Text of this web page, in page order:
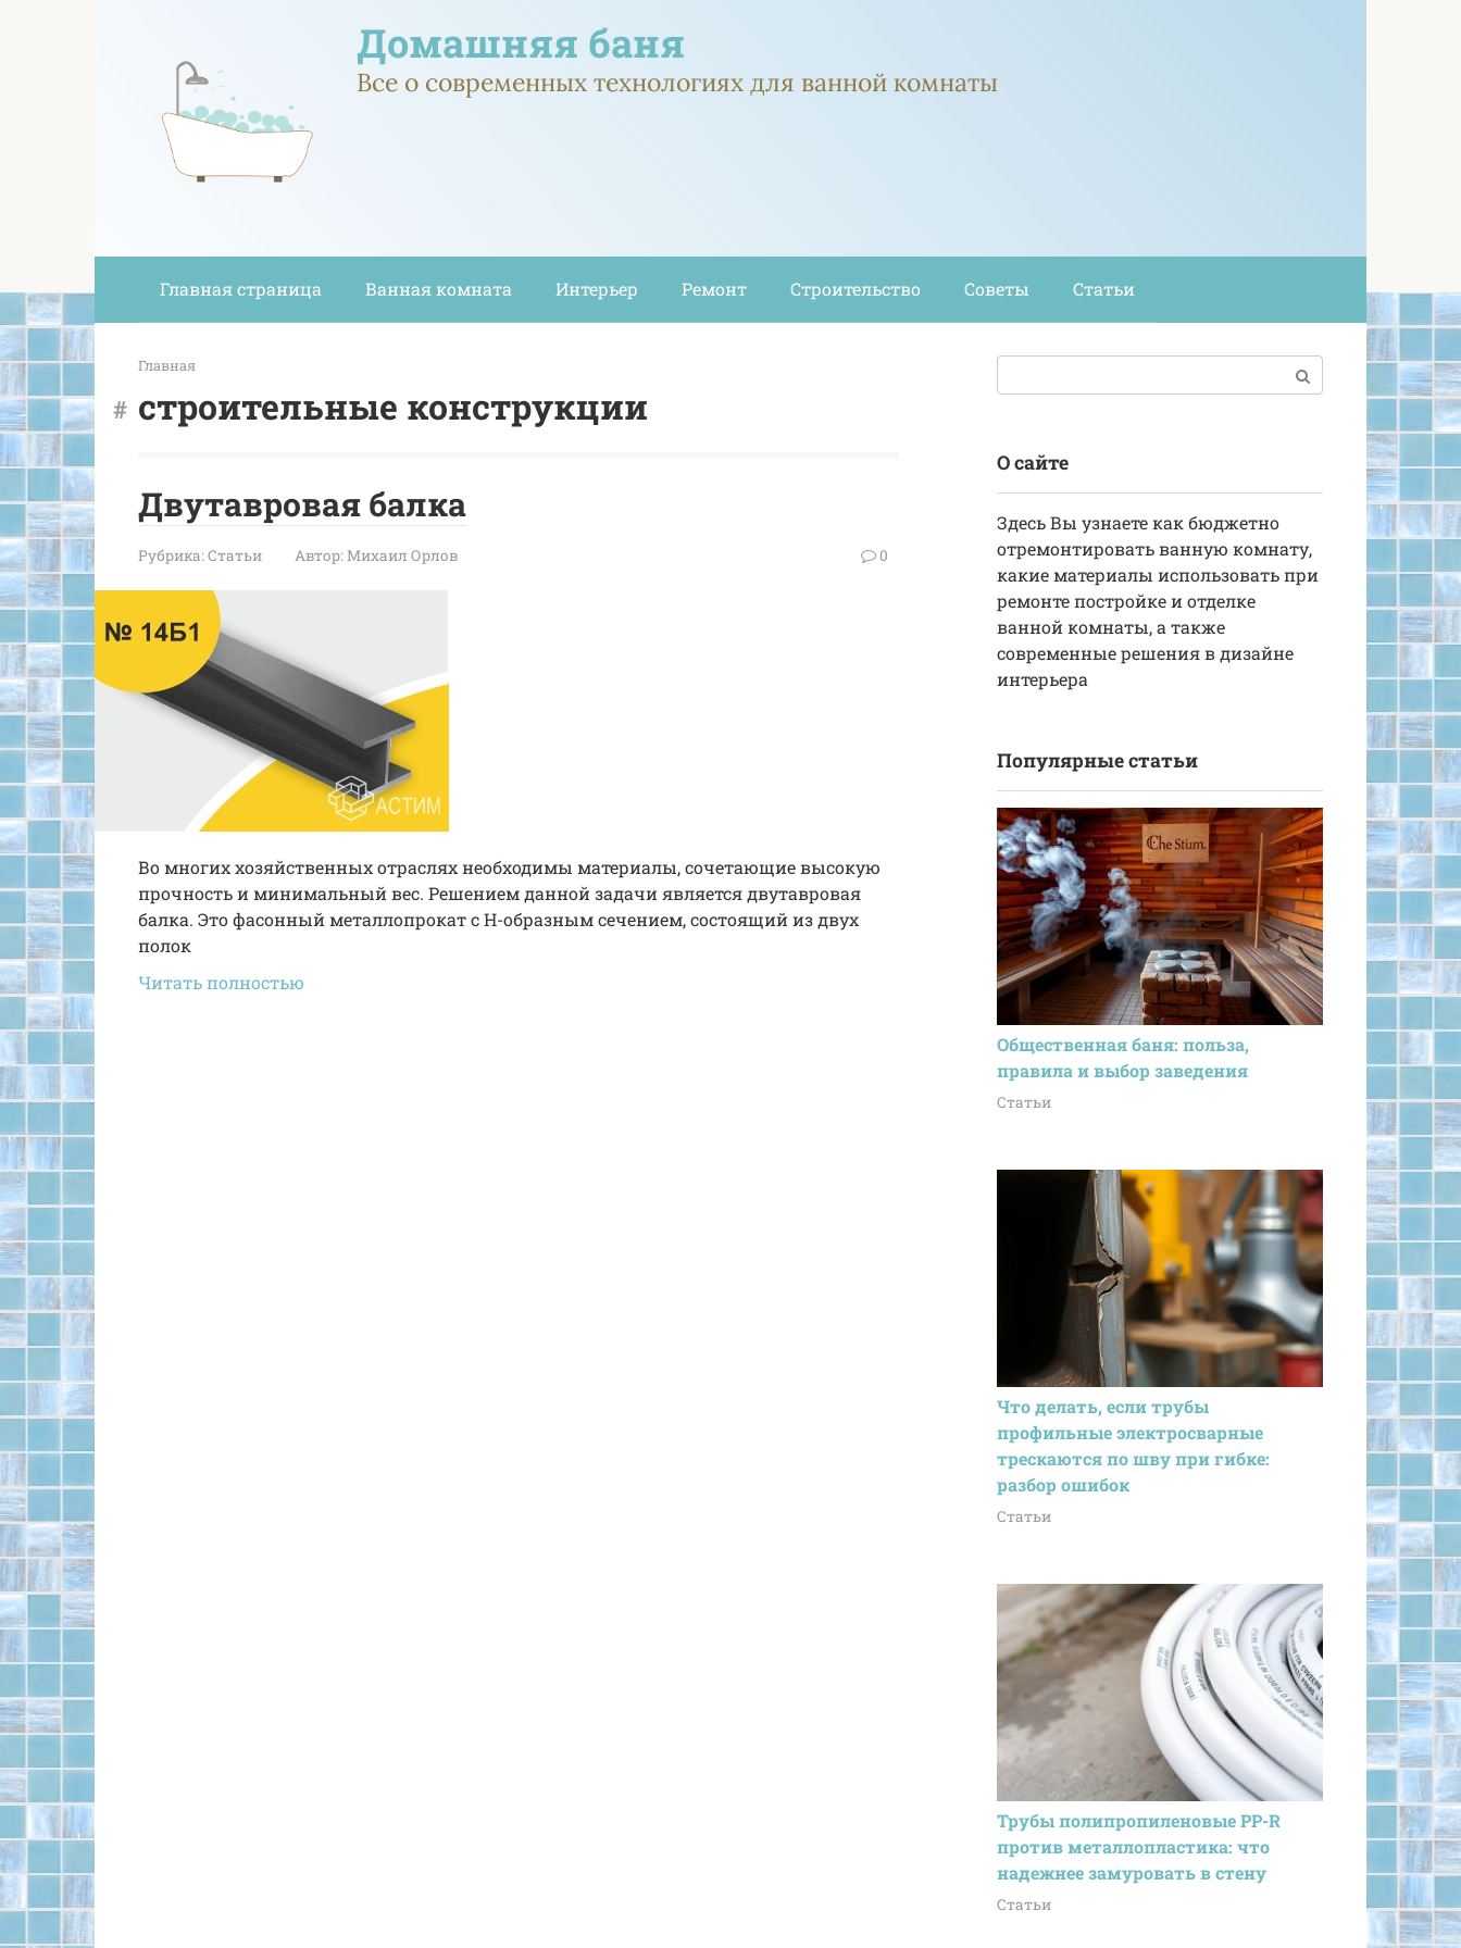
Домашняя баня
Все о современных технологиях для ванной комнаты
Главная страница Ванная комната Интерьер Ремонт Строительство Советы Статьи
Главная
строительные конструкции
Двутавровая балка
Рубрика:Статьи Автор:Михаил Орлов 0
Во многих хозяйственных отраслях необходимы материалы, сочетающие высокую
прочность и минимальный вес. Решением данной задачи является двутавровая
балка. Это фасонный металлопрокат с Н-образным сечением, состоящий из двух
полок
Читать полностью
О сайте
Здесь Вы узнаете как бюджетно
отремонтировать ванную комнату,
какие материалы использовать при
ремонте постройке и отделке
ванной комнаты, а также
современные решения в дизайне
интерьера
Популярные статьи
Общественная баня: польза,
правила и выбор заведения
Статьи
Что делать, если трубы
профильные электросварные
трескаются по шву при гибке:
разбор ошибок
Статьи
Трубы полипропиленовые PP-R
против металлопластика: что
надежнее замуровать в стену
Статьи